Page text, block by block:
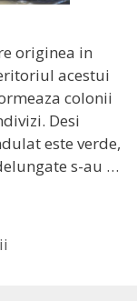
originea in
acestui
colonii
Desi
este verde,
s-au …